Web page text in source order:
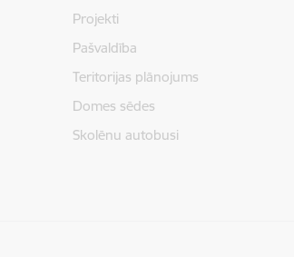
Projekti
Pašvaldība
Teritorijas plānojums
Domes sēdes
Skolēnu autobusi